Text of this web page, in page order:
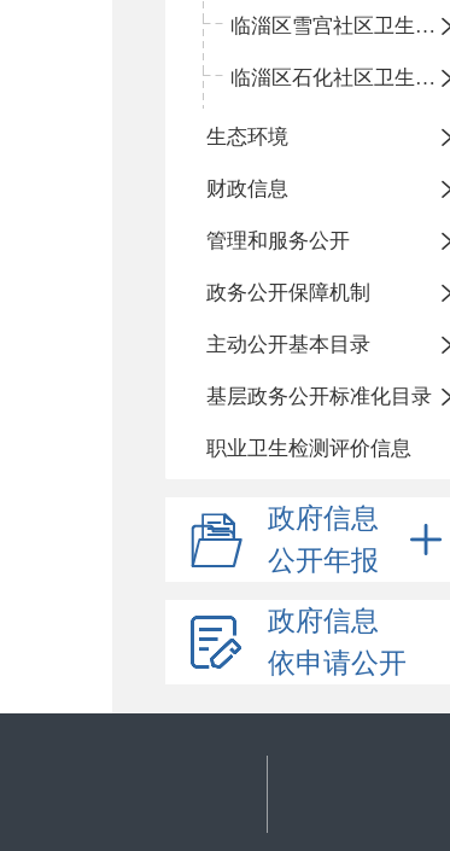
临淄区雪宫社区卫生服务中心
临淄区石化社区卫生服务中心
生态环境
财政信息
管理和服务公开
政务公开保障机制
主动公开基本目录
基层政务公开标准化目录
职业卫生检测评价信息
政府信息
公开年报
政府信息
依申请公开